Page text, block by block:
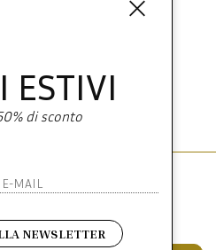
e promozioni.
ESTIVI
di sconto
NEWSLETTER